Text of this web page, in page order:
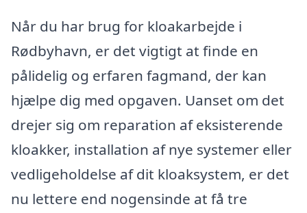
Når du har brug for kloakarbejde i
Rødbyhavn, er det vigtigt at finde en
pålidelig og erfaren fagmand, der kan
hjælpe dig med opgaven. Uanset om det
drejer sig om reparation af eksisterende
kloakker, installation af nye systemer eller
vedligeholdelse af dit kloaksystem, er det
nu lettere end nogensinde at få tre